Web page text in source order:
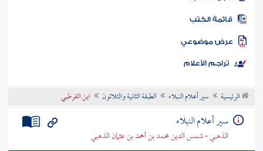
المكتبة
الكتب
موضوعي
تراجم الأعلام
الرئيسية سير أعلام النبلاء الطبقة الثانية والثلاثون ابن القرطبي
سير أعلام النبلاء
الذهبي - شمس الدين محمد بن أحمد بن عثمان الذهبي